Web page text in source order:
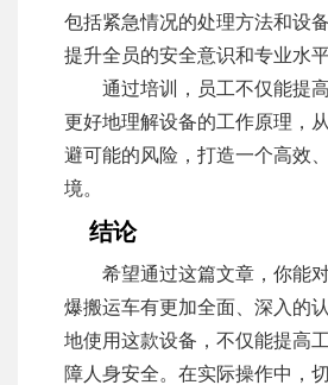
包括紧急情况的处理方法和设
提升全员的安全意识和专业水平
通过培训，员工不仅能提
更好地理解设备的工作原理，
避可能的风险，打造一个高效
境。
结论
希望通过这篇文章，你能
爆搬运车有更加全面、深入的
地使用这款设备，不仅能提高
障人身安全。在实际操作中，